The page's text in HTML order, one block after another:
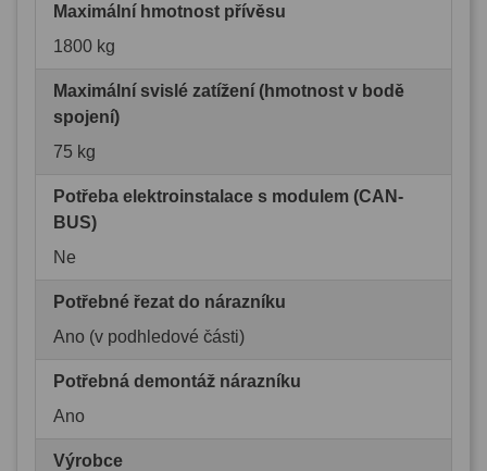
Maximální hmotnost přívěsu
1800 kg
Maximální svislé zatížení (hmotnost v bodě
spojení)
75 kg
Potřeba elektroinstalace s modulem (CAN-
BUS)
Ne
Potřebné řezat do nárazníku
Ano (v podhledové části)
Potřebná demontáž nárazníku
Ano
Výrobce